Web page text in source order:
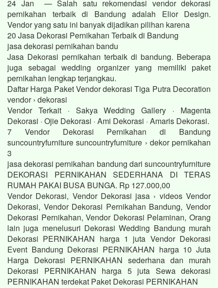
24 Jan — Salah satu rekomendasi vendor dekorasi
pernikahan terbaik di Bandung adalah Elior Design.
Vendor yang satu ini banyak dijadikan pilihan karena
20 Jasa Dekorasi Pernikahan Terbaik di Bandung
jasa dekorasi pernikahan bandu
Jasa Dekorasi pernikahan terbaik di bandung. Beberapa
juga sebagai wedding organizer yang memiliki paket
pernikahan lengkap terjangkau.
Daftar Harga Paket Vendor dekorasi Tiga Putra Decoration
vendor › dekorasi
Vendor Terkait · Sakya Wedding Gallery · Magenta
Dekorasi · Ojie Dekorasi · Ami Dekorasi · Amaris Dekorasi.
7 Vendor Dekorasi Pernikahan di Bandung
suncountryfurniture suncountryfurniture › dekor pernikahan
3
jasa dekorasi pernikahan bandung dari suncountryfurniture
DEKORASI PERNIKAHAN SEDERHANA DI TERAS
RUMAH PAKAI BUSA BUNGA. Rp 127.000,00
Vendor Dekorasi, Vendor Dekorasi jasa › videos Vendor
Dekorasi, Vendor Dekorasi Pernikahan Bandung, Vendor
Dekorasi Pernikahan, Vendor Dekorasi Pelaminan, Orang
lain juga menelusuri Dekorasi Wedding Bandung murah
Dekorasi PERNIKAHAN harga 1 juta Vendor Dekorasi
Event Bandung Dekorasi PERNIKAHAN harga 10 Juta
Harga Dekorasi PERNIKAHAN sederhana dan murah
Dekorasi PERNIKAHAN harga 5 juta Sewa dekorasi
PERNIKAHAN terdekat Paket Dekorasi PERNIKAHAN